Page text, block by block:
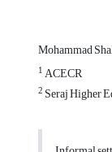
Mohammad
1ACECR
2 Seraj Higher